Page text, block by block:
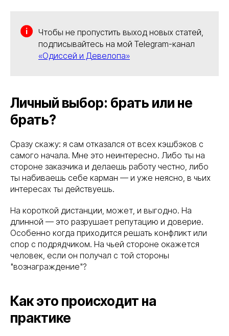
Чтобы не пропустить выход новых статей,
подписывайтесь на мой Telegram-канал
«Одиссей и Девелопа»
Личный выбор: брать или не
брать?
Сразу скажу: я сам отказался от всех кэшбэков с
самого начала. Мне это неинтересно. Либо ты на
стороне заказчика и делаешь работу честно, либо
ты набиваешь себе карман — и уже неясно, в чьих
интересах ты действуешь.
На короткой дистанции, может, и выгодно. На
длинной — это разрушает репутацию и доверие.
Особенно когда приходится решать конфликт или
спор с подрядчиком. На чьей стороне окажется
человек, если он получал с той стороны
"вознаграждение"?
Как это происходит на
практике